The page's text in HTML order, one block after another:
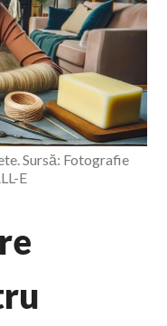
Sursă: Fotografie
E